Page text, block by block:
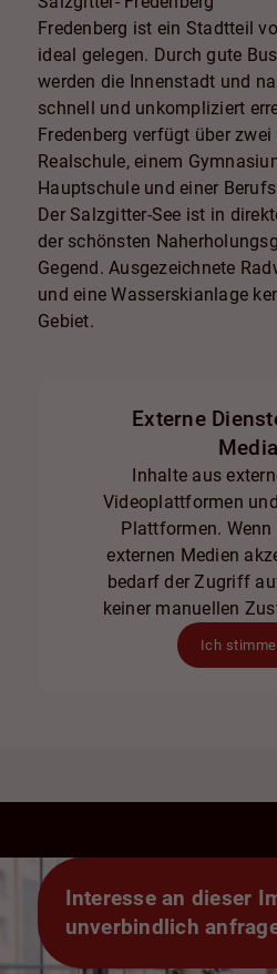
Fredenberg ist ein Stadtteil
ideal gelegen. Durch gute
werden die Innenstadt und
schnell und unkompliziert
Fredenberg verfügt über
Realschule, einem
Hauptschule und einer
Der Salzgitter-See ist in
der schönsten
Gegend. Ausgezeichnete
und eine Wasserskianlage
Gebiet.
Externe
Media
Inhalte aus
Videoplattformen
Plattformen. Wenn
externen Medien
bedarf der Zugriff
keiner manuellen
Ich
Interesse an dieser
unverbindlich